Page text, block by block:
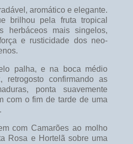
aromático e elegante.
brilhou pela fruta tropical
herbáceos mais singelos,
e rusticidade dos neo-
palha, e na boca médio
retrogosto confirmando as
ponta suavemente
com o fim de tarde de uma
com Camarões ao molho
Rosa e Hortelã sobre uma